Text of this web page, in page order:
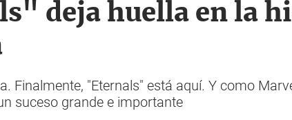
deja huella en la
Finalmente, "Eternals" está aquí. Y como
suceso grande e importante